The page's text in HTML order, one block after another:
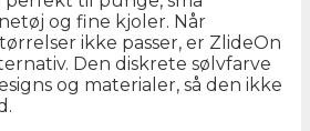
og fine kjoler. Når
ikke passer, er ZlideOn
Den diskrete sølvfarve
og materialer, så den ikke